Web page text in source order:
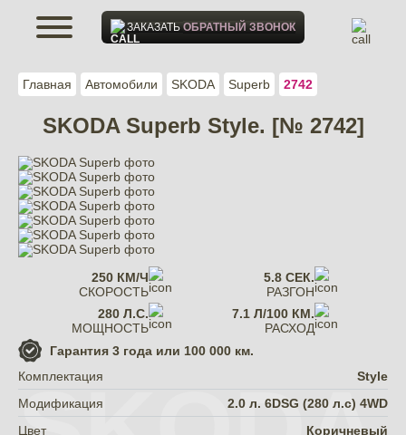
Главная Автомобили SKODA Superb 2742
SKODA Superb Style. [№ 2742]
Гарантия 3 года или 100 000 км.
Комплектация
Style
Модификация
2.0 л. 6DSG (280 л.с) 4WD
Цвет
Коричневый
250 КМ/Ч
СКОРОСТЬ
5.8 СЕК.
РАЗГОН
280 Л.С.
МОЩНОСТЬ
7.1 Л/100 КМ.
РАСХОД
ЗАКАЗАТЬОБРАТНЫЙ ЗВОНОК